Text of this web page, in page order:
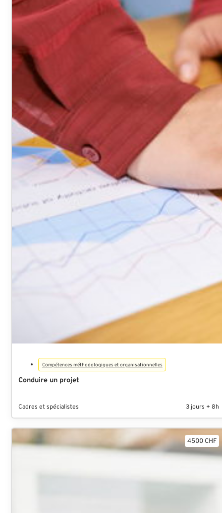
Compétences méthodologiques et organisationnelles
Conduire un projet
Cadres et spécialistes 3 jours + 8h
4500 CHF